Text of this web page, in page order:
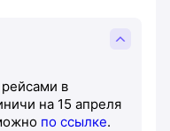
в
на 15 апреля
по ссылке.